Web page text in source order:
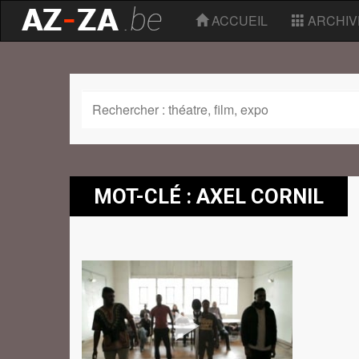
ACCUEIL
MOT-CLÉ : AXEL CORNIL